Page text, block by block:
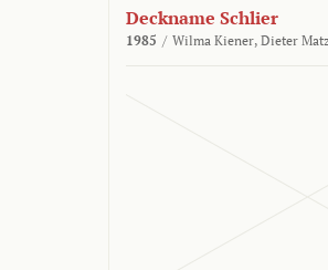
Deckname Schlier
1985 / Wilma Kiener, Dieter